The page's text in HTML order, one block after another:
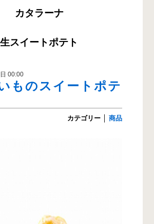
カタラーナ
生スイートポテト
00:00
ものスイートポテ
カテゴリー 商品